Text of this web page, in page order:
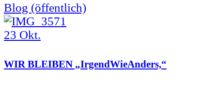
Blog (öffentlich)
23 Okt.
WIR BLEIBEN „IrgendWieAnders,“